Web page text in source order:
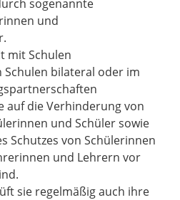
sogenannte
und
mit Schulen
Schulen bilateral oder im
auf die Verhinderung von
und Schüler sowie
Schutzes von Schülerinnen
und Lehrern vor
sie regelmäßig auch ihre